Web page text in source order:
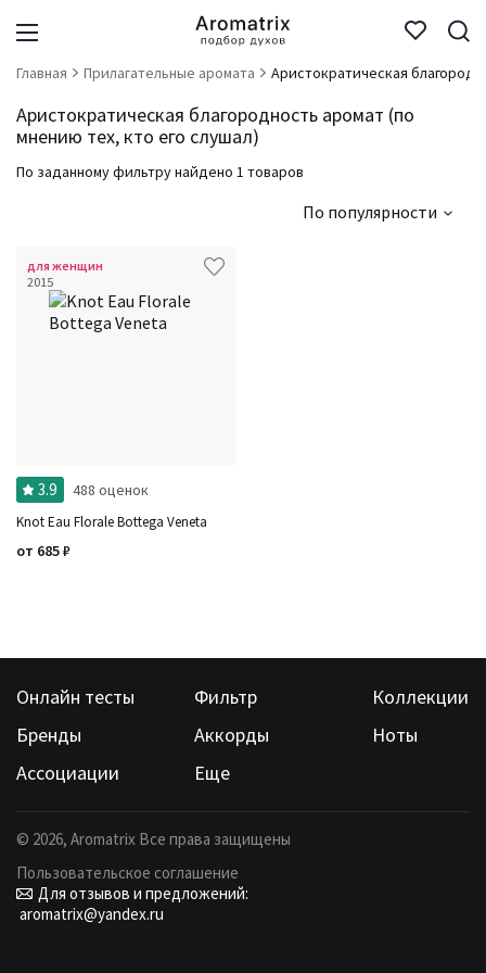
Главная Прилагательные аромата Аристократическая
Аристократическая благородность аромат (по
мнению тех, кто его слушал)
По заданному фильтру найдено 1 товаров
По популярности
для женщин
2015
3.9 488 оценок
Knot Eau Florale Bottega Veneta
от 685₽
Онлайн тесты Фильтр
Коллекции
Бренды
Аккорды
Ноты
Ассоциации
Еще
© 2026, Aromatrix Все права защищены
Пользовательское соглашение
Для отзывов и предложений:
aromatrix@yandex.ru